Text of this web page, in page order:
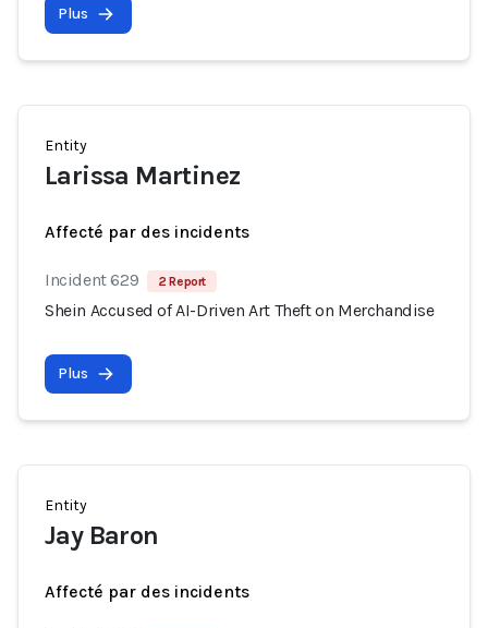
Plus
Entity
Larissa Martinez
Affecté par des incidents
Incident 629 2 Report
Shein Accused of AI-Driven Art Theft on Merchandise
Plus
Entity
Jay Baron
Affecté par des incidents